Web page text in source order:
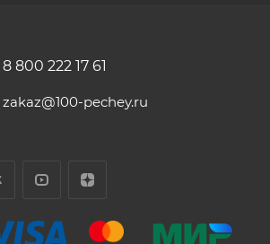
8 800 222 17 61
zakaz@100-pechey.ru